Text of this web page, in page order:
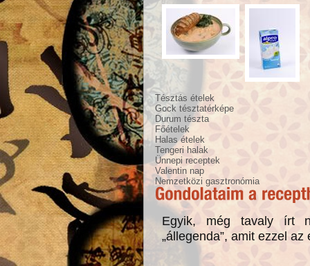
Tésztás ételek
Gock tésztatérképe
Durum tészta
Főételek
Halas ételek
Tengeri halak
Ünnepi receptek
Valentin nap
Nemzetközi gasztronómia
Egyik, még tavaly írt
„állegenda”, amit ezzel